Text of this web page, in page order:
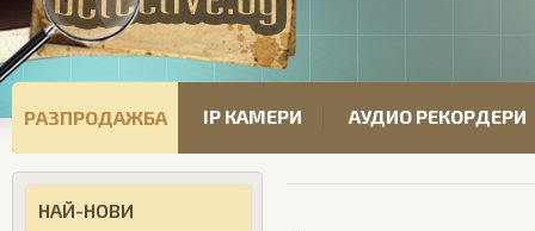
РАЗПРОДАЖБА IP КАМЕРИ АУДИО РЕКОРДЕРИ
НАЙ-НОВИ